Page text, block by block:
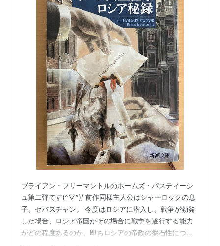
ブライアン・フリーマントルのホームズ・パスティーシ
ュ第二弾です(^▽^)/ 前作同様主人公はシャーロックの息
子、セバスチャン。 今度はロシアに潜入し、戦争が勃発
した場合、ロシア帝国がその場合に戦争を遂行する能力
がどの程度あるのか、即ちロシアの帝政の盤石性につい